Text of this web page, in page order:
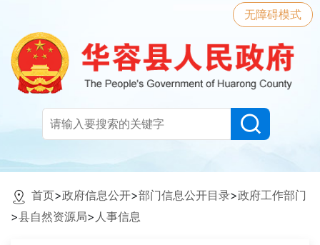
无障碍模式
首页>政府信息公开>部门信息公开目录>政府工作部门
>县自然资源局> 人事信息